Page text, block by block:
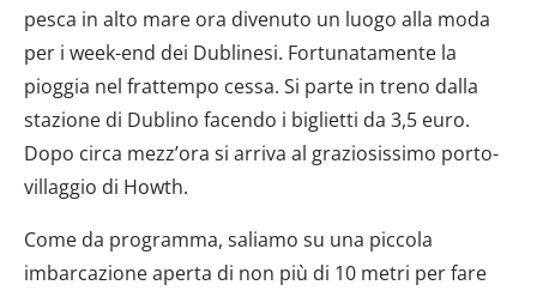
pesca in alto mare ora divenuto un luogo alla moda
per i week-end dei Dublinesi. Fortunatamente la
pioggia nel frattempo cessa. Si parte in treno dalla
stazione di Dublino facendo i biglietti da 3,5 euro.
Dopo circa mezz’ora si arriva al graziosissimo porto-
villaggio di Howth.
Come da programma, saliamo su una piccola
imbarcazione aperta di non più di 10 metri per fare